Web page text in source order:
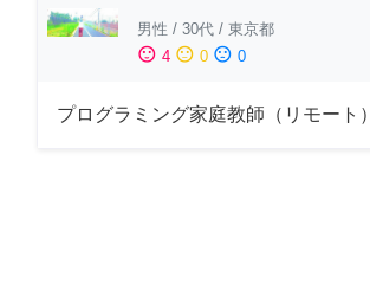
男性 / 30代 / 東京都
sentiment_satisfied 4 sentiment_neutral 0 sentiment_dissatisfied 0
プログラミング家庭教師（リモート）